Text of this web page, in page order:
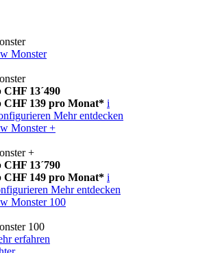
Monster
CHF 13´490
CHF 139 pro Monat* i
Mehr entdecken
Monster +
+
CHF 13´790
CHF 149 pro Monat* i
Mehr entdecken
Monster 100
100
erfahren